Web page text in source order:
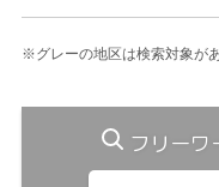
※グレーの地区は検索対象が
フリーワ